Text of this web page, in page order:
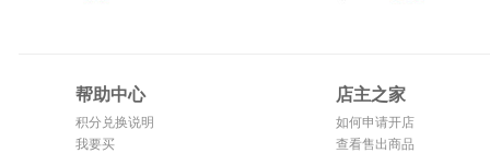
帮助中心
积分兑换说明
我要买
店主之家
如何申请开店
查看售出商品